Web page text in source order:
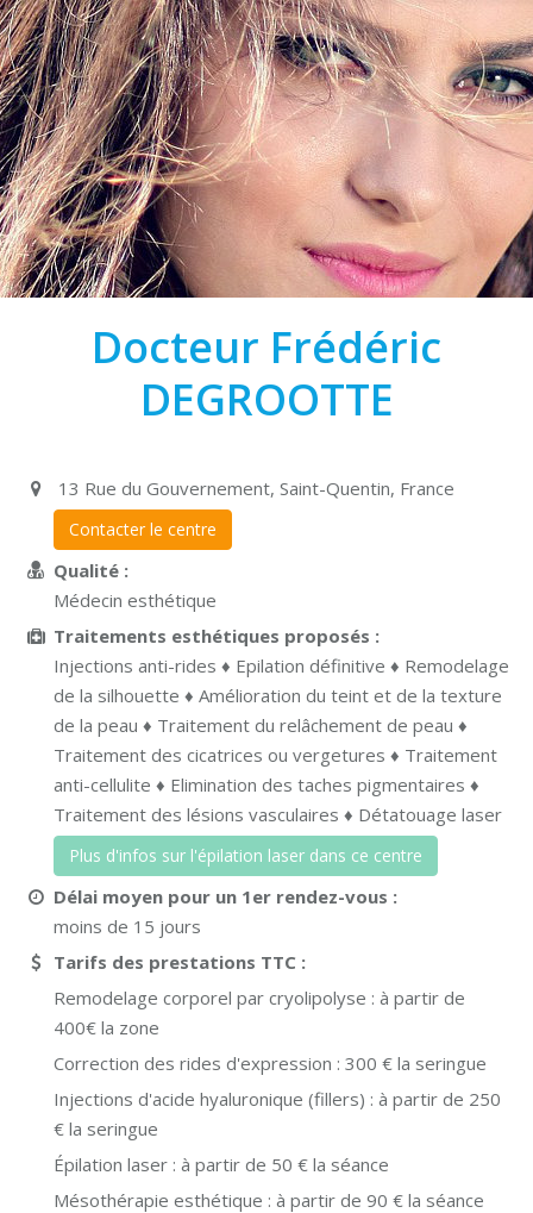
Docteur Frédéric
DEGROOTTE
13 Rue du Gouvernement, Saint-Quentin, France
Contacter le centre
Qualité :
Médecin esthétique
Traitements esthétiques proposés :
Injections anti-rides ♦ Epilation définitive ♦ Remodelage
de la silhouette ♦ Amélioration du teint et de la texture
de la peau ♦ Traitement du relâchement de peau ♦
Traitement des cicatrices ou vergetures ♦ Traitement
anti-cellulite ♦ Elimination des taches pigmentaires ♦
Traitement des lésions vasculaires ♦ Détatouage laser
Plus d'infos sur l'épilation laser dans ce centre
Délai moyen pour un 1er rendez-vous :
moins de 15 jours
Tarifs des prestations TTC
Remodelage corporel par cryolipolyse : à partir de
400€ la zone
Correction des rides d'expression : 300 € la seringue
Injections d'acide hyaluronique (fillers) : à partir de 250
€ la seringue
Épilation laser : à partir de 50 € la séance
Mésothérapie esthétique : à partir de 90 € la séance